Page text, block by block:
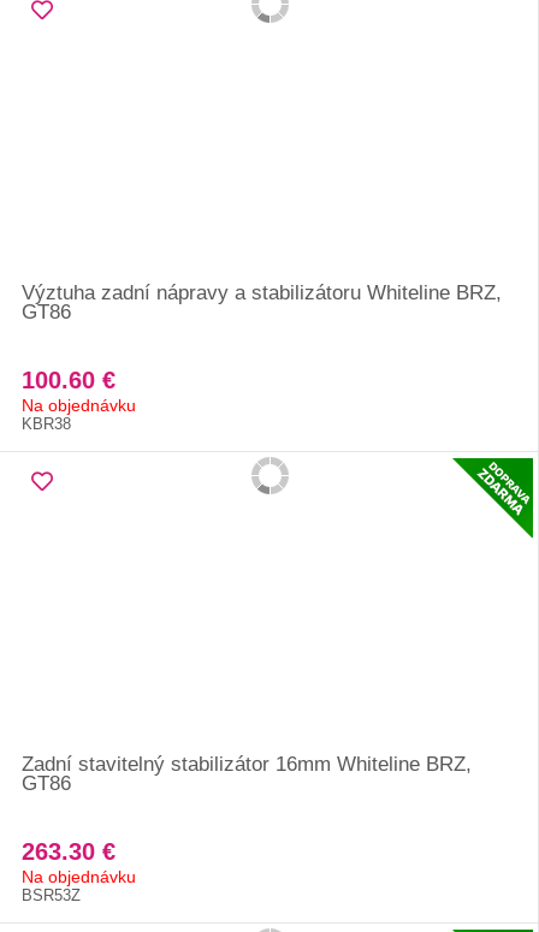
Výztuha zadní nápravy a stabilizátoru Whiteline BRZ,
GT86
100.60 €
Na objednávku
KBR38
Zadní stavitelný stabilizátor 16mm Whiteline BRZ,
GT86
263.30 €
Na objednávku
BSR53Z